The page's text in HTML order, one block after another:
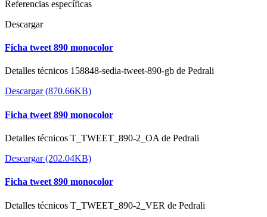
Referencias específicas
Descargar
Ficha tweet 890 monocolor
Detalles técnicos 158848-sedia-tweet-890-gb de Pedrali
Descargar (870.66KB)
Ficha tweet 890 monocolor
Detalles técnicos T_TWEET_890-2_OA de Pedrali
Descargar (202.04KB)
Ficha tweet 890 monocolor
Detalles técnicos T_TWEET_890-2_VER de Pedrali